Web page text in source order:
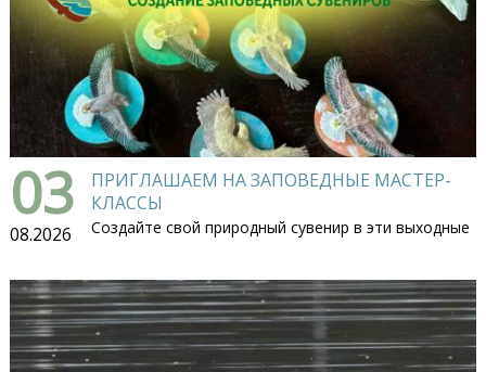
03
08.2026
ПРИГЛАШАЕМ НА ЗАПОВЕДНЫЕ МАСТЕР-
КЛАССЫ
Создайте свой природный сувенир в эти выходные